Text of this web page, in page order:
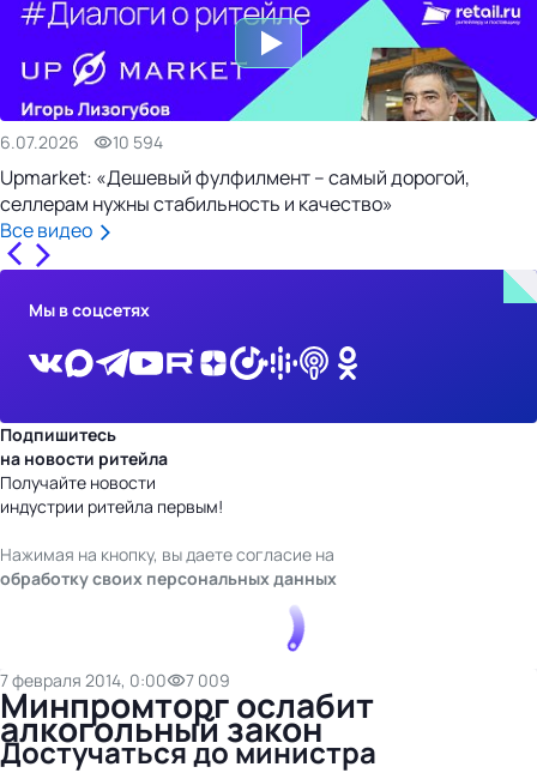
6.07.2026 10 594
Upmarket: «Дешевый фулфилмент – самый дорогой,
селлерам нужны стабильность и качество»
Все видео
Мы в соцсетях
Подпишитесь
на новости ритейла
Получайте новости
индустрии ритейла первым!
Нажимая на кнопку, вы даете согласие на
обработку своих персональных данных
7 февраля 2014, 0:00 7 009
Минпромторг ослабит
алкогольный закон
Достучаться до министра